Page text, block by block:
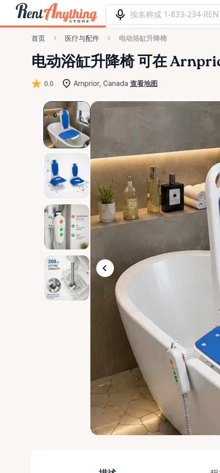
首页 医疗与配件 电动浴缸升降椅
电动浴缸升降椅可在
0.0 Arnprior, Canada 查看地图